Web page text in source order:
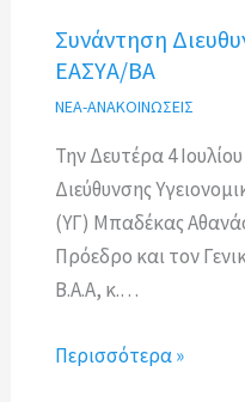
Συνάντηση
ΕΑΣΥΑ/ΒΑ
ΝΕΑ-ΑΝΑΚΟΙΝΩΣΕΙΣ
Την Δευτέρα 4
Διεύθυνσης
(ΥΓ) Μπαδέκας
Πρόεδρο και τον
Β.Α.Α, κ.…
Περισσότερα »